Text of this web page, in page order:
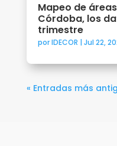
Mapeo de
Córdoba, los
trimestre
porIDECOR | Jul 22,
« Entradas más